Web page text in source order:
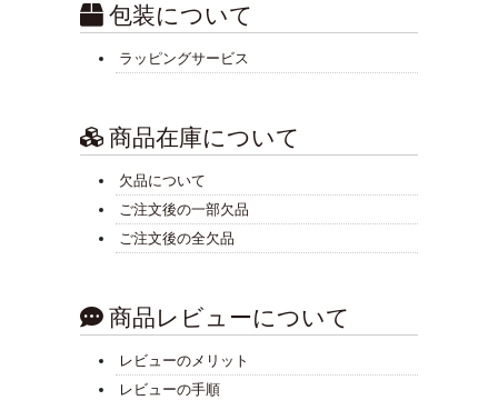
包装について
ラッピングサービス
商品在庫について
欠品について
ご注文後の一部欠品
ご注文後の全欠品
商品レビューについて
レビューのメリット
レビューの手順